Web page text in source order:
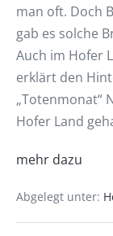
man oft. Doch
gab es solche
Auch im Hofer
erklärt den
„Totenmonat“
Hofer Land
mehr dazu
Abgelegt unter: